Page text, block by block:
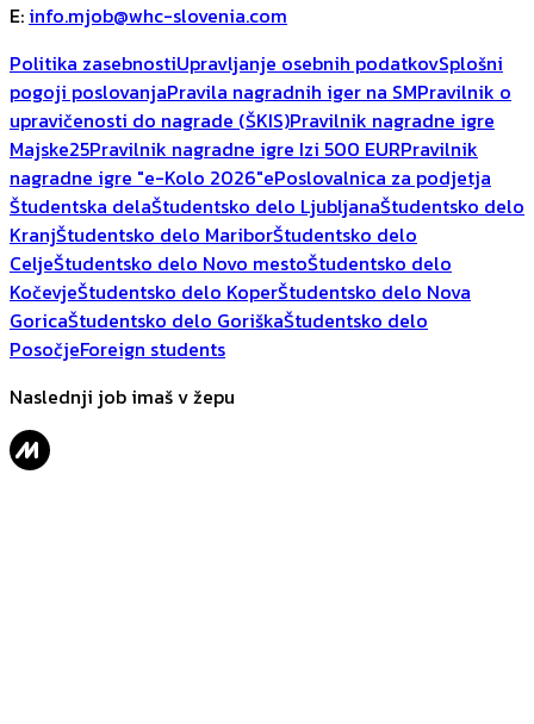
E: info.mjob@whc-slovenia.com
Politika zasebnostiUpravljanje osebnih podatkovSplošni
pogoji poslovanjaPravila nagradnih iger na SMPravilnik o
upravičenosti do nagrade (ŠKIS)Pravilnik nagradne igre
Majske25Pravilnik nagradne igre Izi 500 EURPravilnik
nagradne igre "e-Kolo 2026"ePoslovalnica za podjetja
Študentska delaŠtudentsko delo LjubljanaŠtudentsko delo
KranjŠtudentsko delo MariborŠtudentsko delo
CeljeŠtudentsko delo Novo mestoŠtudentsko delo
KočevjeŠtudentsko delo KoperŠtudentsko delo Nova
GoricaŠtudentsko delo GoriškaŠtudentsko delo
PosočjeForeign students
Naslednji job imaš v žepu